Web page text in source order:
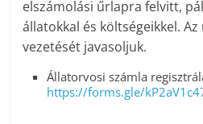
elszámolási űrlapra felvitt,
állatokkal és költségeikkel.
vezetését javasoljuk.
Állatorvosi számla
https://forms.gle/